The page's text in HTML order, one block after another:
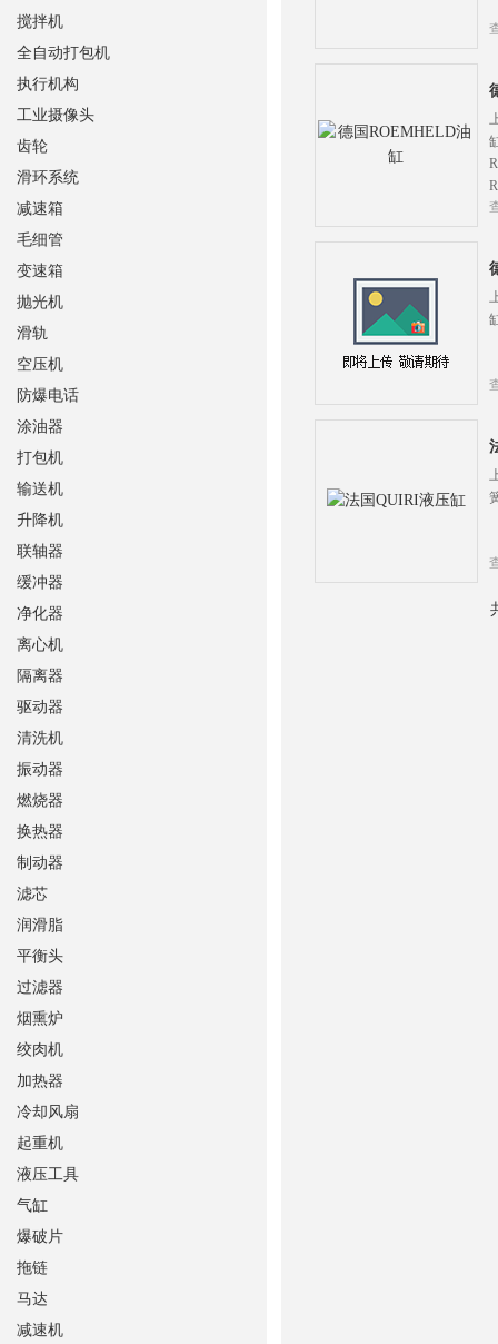
搅拌机
全自动打包机
执行机构
工业摄像头
齿轮
滑环系统
减速箱
毛细管
变速箱
抛光机
滑轨
空压机
防爆电话
涂油器
打包机
输送机
升降机
联轴器
缓冲器
净化器
离心机
隔离器
驱动器
清洗机
振动器
燃烧器
换热器
制动器
滤芯
润滑脂
平衡头
过滤器
烟熏炉
绞肉机
加热器
冷却风扇
起重机
液压工具
气缸
爆破片
拖链
马达
减速机